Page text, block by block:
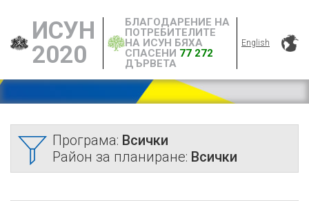
ИСУН
2020
БЛАГОДАРЕНИЕ НА
ПОТРЕБИТЕЛИТЕ
НА ИСУН БЯХА
СПАСЕНИ 77 272
ДЪРВЕТА
English
Програма: Всички
Район за планиране: Всички